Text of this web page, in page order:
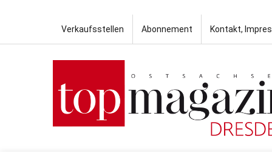
Verkaufsstellen Abonnement Kontakt,